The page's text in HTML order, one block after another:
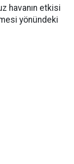
havanın etkisi
yönündeki